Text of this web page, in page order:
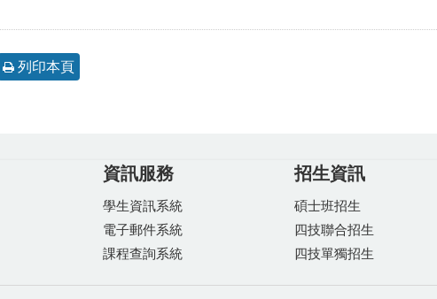
列印本頁
資訊服務
學生資訊系統
電子郵件系統
課程查詢系統
招生資訊
碩士班招生
四技聯合招生
四技單獨招生